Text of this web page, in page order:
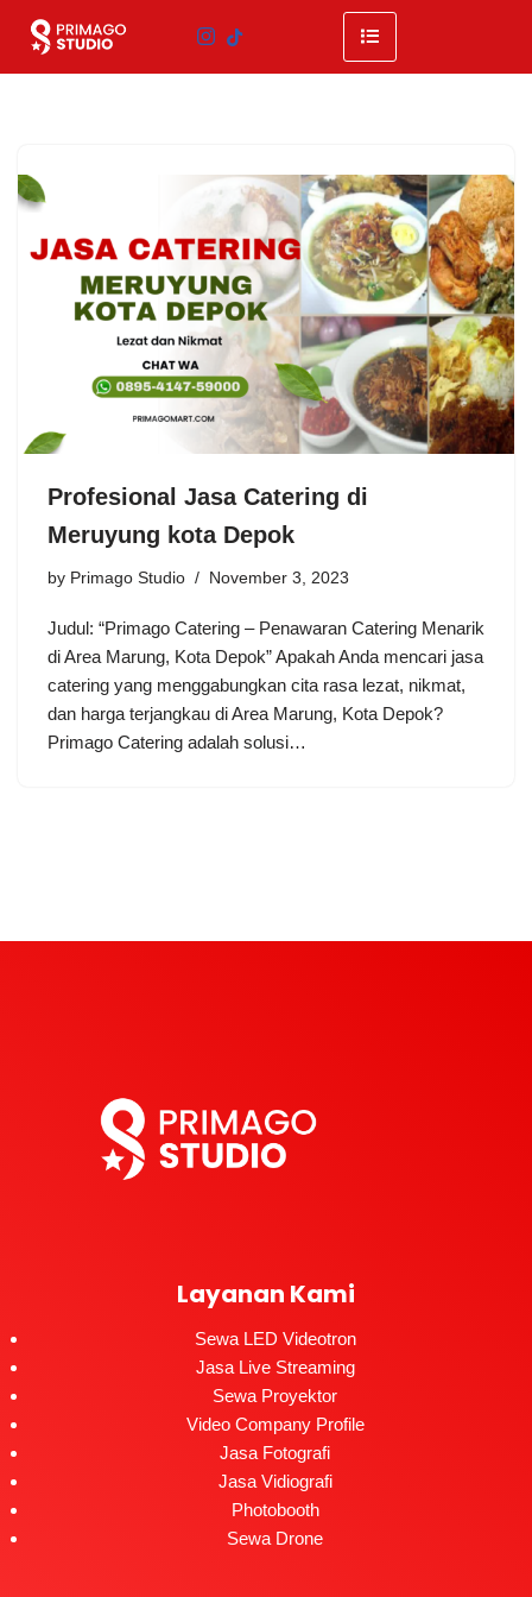
Profesional Jasa Catering di
Meruyung kota Depok
by Primago Studio November 3, 2023
Judul: “Primago Catering – Penawaran Catering Menarik
di Area Marung, Kota Depok” Apakah Anda mencari jasa
catering yang menggabungkan cita rasa lezat, nikmat,
dan harga terjangkau di Area Marung, Kota Depok?
Primago Catering adalah solusi…
Layanan Kami
Sewa LED Videotron
Jasa Live Streaming
Sewa Proyektor
Video Company Profile
Jasa Fotografi
Jasa Vidiografi
Photobooth
Sewa Drone